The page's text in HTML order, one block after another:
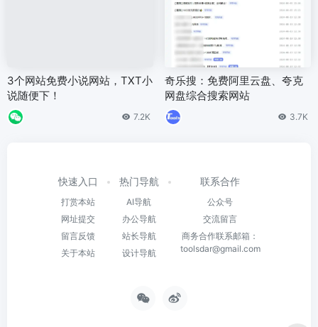
3个网站免费小说网站，TXT小
说随便下！
7.2K
奇乐搜：免费阿里云盘、夸克
网盘综合搜索网站
3.7K
快速入口
打赏本站
网址提交
留言反馈
关于本站
热门导航
AI导航
办公导航
站长导航
设计导航
联系合作
公众号
交流留言
商务合作联系邮箱：
toolsdar@gmail.com